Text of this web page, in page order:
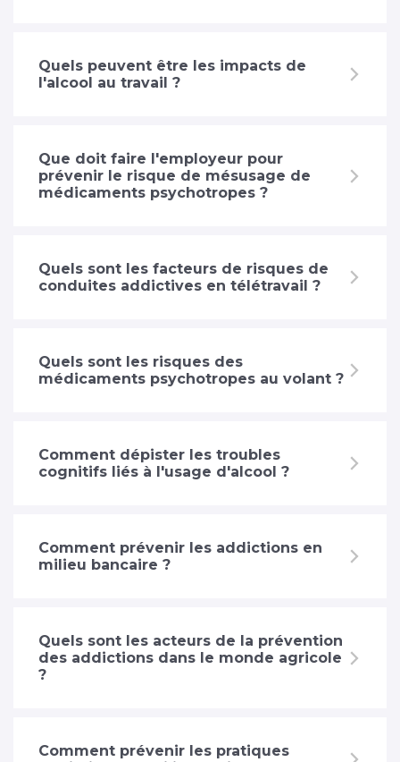
Quels peuvent être les impacts de
l'alcool au travail ?
Que doit faire l'employeur pour
prévenir le risque de mésusage de
médicaments psychotropes ?
Quels sont les facteurs de risques de
conduites addictives en télétravail ?
Quels sont les risques des
médicaments psychotropes au volant ?
Comment dépister les troubles
cognitifs liés à l'usage d'alcool ?
Comment prévenir les addictions en
milieu bancaire ?
Quels sont les acteurs de la prévention
des addictions dans le monde agricole
?
Comment prévenir les pratiques